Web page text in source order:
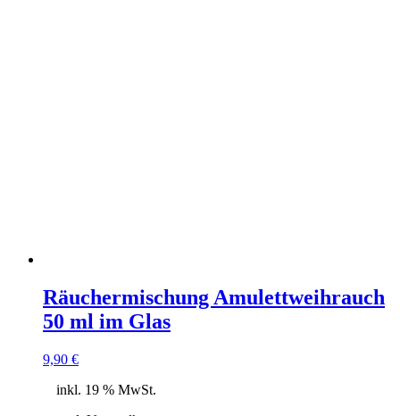
Räuchermischung Amulettweihrauch
50 ml im Glas
9,90 €
inkl. 19 % MwSt.